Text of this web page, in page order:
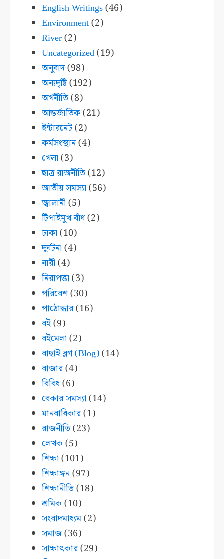
English Writings(46)
Environment(2)
River(2)
Uncategorized(19)
অনুবাদ(98)
অন্যদৃষ্টি(192)
অর্থনীতি(8)
আন্তর্জাতিক(21)
ইন্টারনেট(2)
কর্মসংস্থান(4)
খেলা (3)
ছাত্র রাজনীতি(12)
জাতীয় সমস্যা (56)
জ্বালানী (5)
টিপাইমুখ বাঁধ(2)
ঢাকা (10)
দুর্ঘটনা (4)
নারী (4)
নিরাপত্তা (3)
পরিবেশ(30)
পাঠোদ্ধার(16)
বই(9)
বইমেলা (2)
বাছাই ব্লগ (Blog)(14)
বাজার(4)
বিবিধ(6)
বেকার সমস্যা (14)
মানবাধিকার(1)
রাজনীতি(23)
লেখক(5)
শিক্ষা (101)
শিক্ষাঙ্গন(97)
শিক্ষানীতি(18)
শ্রমিক(10)
সংবাদমাধ্যম(2)
সমাজ(36)
সাক্ষাৎকার(29)